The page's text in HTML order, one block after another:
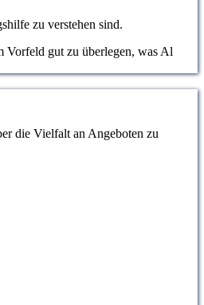
zu verstehen sind.
Vorfeld gut zu überlegen, was Al
die Vielfalt an Angeboten zu